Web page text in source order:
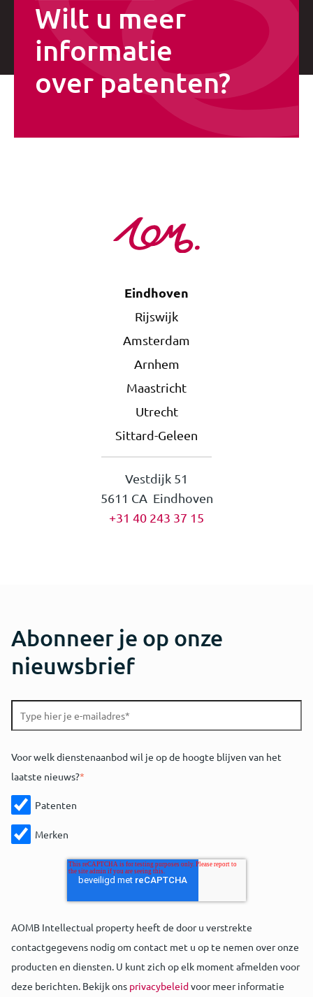
Wilt u meer
informatie
over patenten?
Eindhoven
Rijswijk
Amsterdam
Arnhem
Maastricht
Utrecht
Sittard-Geleen
Vestdijk 51
5611 CA Eindhoven
+31 40 243 37 15
Abonneer je op onze
nieuwsbrief
Voor welk dienstenaanbod wil je op de hoogte blijven van het
laatste nieuws?*
Patenten
Merken
AOMB Intellectual property heeft de door u verstrekte
contactgegevens nodig om contact met u op te nemen over onze
producten en diensten. U kunt zich op elk moment afmelden voor
deze berichten. Bekijk ons privacybeleidvoor meer informatie